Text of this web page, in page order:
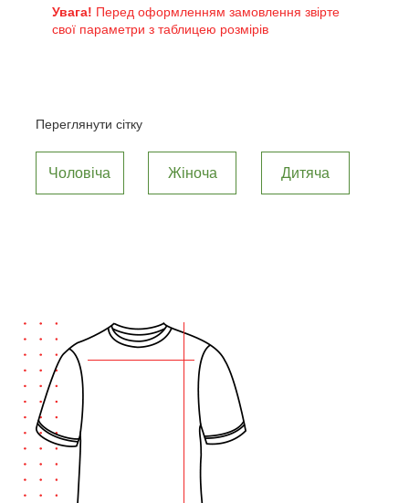
Увага! Перед оформленням замовлення звірте
свої параметри з таблицею розмірів
Переглянути сітку
Чоловіча Жіноча Дитяча